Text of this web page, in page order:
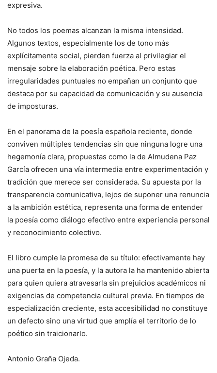
expresiva.
No todos los poemas alcanzan la misma intensidad.
Algunos textos, especialmente los de tono más
explícitamente social, pierden fuerza al privilegiar el
mensaje sobre la elaboración poética. Pero estas
irregularidades puntuales no empañan un conjunto que
destaca por su capacidad de comunicación y su ausencia
de imposturas.
En el panorama de la poesía española reciente, donde
conviven múltiples tendencias sin que ninguna logre una
hegemonía clara, propuestas como la de Almudena Paz
García ofrecen una vía intermedia entre experimentación y
tradición que merece ser considerada. Su apuesta por la
transparencia comunicativa, lejos de suponer una renuncia
a la ambición estética, representa una forma de entender
la poesía como diálogo efectivo entre experiencia personal
y reconocimiento colectivo.
El libro cumple la promesa de su título: efectivamente hay
una puerta en la poesía, y la autora la ha mantenido abierta
para quien quiera atravesarla sin prejuicios académicos ni
exigencias de competencia cultural previa. En tiempos de
especialización creciente, esta accesibilidad no constituye
un defecto sino una virtud que amplía el territorio de lo
poético sin traicionarlo.
Antonio Graña Ojeda.